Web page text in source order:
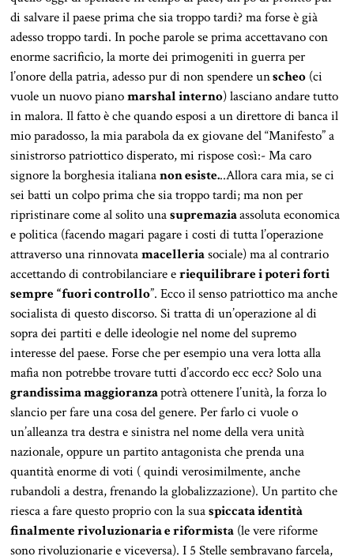
di salvare il paese prima che sia troppo tardi? ma forse è già
adesso troppo tardi. In poche parole se prima accettavano con
enorme sacrificio, la morte dei primogeniti in guerra per
l’onore della patria, adesso pur di non spendere unscheo (ci
vuole un nuovo pianomarshal interno) lasciano andare tutto
in malora. Il fatto è che quando esposi a un direttore di banca il
mio paradosso, la mia parabola da ex giovane del “Manifesto” a
sinistrorso patriottico disperato, mi rispose così:- Ma caro
signore la borghesia italiananon esiste...Allora cara mia, se ci
sei batti un colpo prima che sia troppo tardi; ma non per
ripristinare come al solito unasupremaziaassoluta economica
e politica (facendo magari pagare i costi di tutta l’operazione
attraverso una rinnovatamacelleriasociale) ma al contrario
accettando di controbilanciare eriequilibrare i poteri forti
sempre “fuori controllo”. Ecco il senso patriottico ma anche
socialista di questo discorso. Si tratta di un’operazione al di
sopra dei partiti e delle ideologie nel nome del supremo
interesse del paese. Forse che per esempio una vera lotta alla
mafia non potrebbe trovare tutti d’accordo ecc ecc? Solo una
grandissima maggioranzapotrà ottenere l’unità, la forza lo
slancio per fare una cosa del genere. Per farlo ci vuole o
un’alleanza tra destra e sinistra nel nome della vera unità
nazionale, oppure un partito antagonista che prenda una
quantità enorme di voti ( quindi verosimilmente, anche
rubandoli a destra, frenando la globalizzazione). Un partito che
riesca a fare questo proprio con la suaspiccata identità
finalmente rivoluzionaria e riformista (le vere riforme
sono rivoluzionarie e viceversa). I 5 Stelle sembravano farcela,